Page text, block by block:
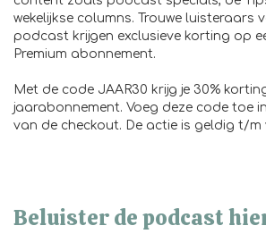
wekelijkse columns. Trouwe luisteraars
podcast krijgen exclusieve korting op
Premium abonnement.
Met de code JAAR30 krijg je 30%
jaarabonnement. Voeg deze code toe
van de checkout. De actie is geldig t/m
Beluister de podcast